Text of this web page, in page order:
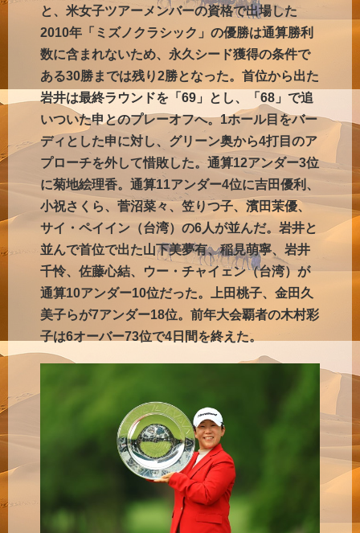
と、米女子ツアーメンバーの資格で出場した
2010年「ミズノクラシック」の優勝は通算勝利
数に含まれないため、永久シード獲得の条件で
ある30勝までは残り2勝となった。首位から出た
岩井は最終ラウンドを「69」とし、「68」で追
いついた申とのプレーオフへ。1ホール目をバー
ディとした申に対し、グリーン奥から4打目のア
プローチを外して惜敗した。通算12アンダー3位
に菊地絵理香。通算11アンダー4位に吉田優利、
小祝さくら、菅沼菜々、笠りつ子、濱田茉優、
サイ・ペイイン（台湾）の6人が並んだ。岩井と
並んで首位で出た山下美夢有、稲見萌寧、岩井
千怜、佐藤心結、ウー・チャイェン（台湾）が
通算10アンダー10位だった。上田桃子、金田久
美子らが7アンダー18位。前年大会覇者の木村彩
子は6オーバー73位で4日間を終えた。